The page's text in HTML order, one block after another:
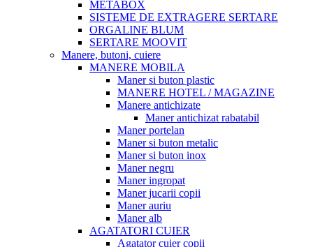
METABOX
SISTEME DE EXTRAGERE SERTARE
ORGALINE BLUM
SERTARE MOOVIT
Manere, butoni, cuiere
MANERE MOBILA
Maner si buton plastic
MANERE HOTEL / MAGAZINE
Manere antichizate
Maner antichizat rabatabil
Maner portelan
Maner si buton metalic
Maner si buton inox
Maner negru
Maner ingropat
Maner jucarii copii
Maner auriu
Maner alb
AGATATORI CUIER
Agatator cuier copii